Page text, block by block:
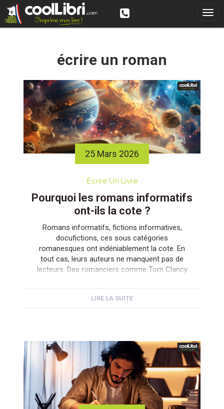
écrire un roman
25 Mars 2026
Écrire Un Livre
Pourquoi les romans informatifs
ont-ils la cote ?
Romans informatifs, fictions informatives,
docufictions, ces sous catégories
romanesques ont indéniablement la cote. En
tout cas, leurs auteurs ne manquent pas de
lecteurs. Des romanciers comme Tom Clancy
des univers technologiques très bien
LIRE LA SUITE